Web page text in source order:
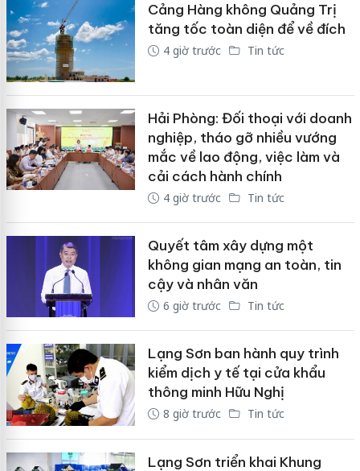
Cảng Hàng không Quảng Trị
tăng tốc toàn diện để về đích
4 giờ trước Tin tức
Hải Phòng: Đối thoại với doanh
nghiệp, tháo gỡ nhiều vướng
mắc về lao động, việc làm và
cải cách hành chính
4 giờ trước Tin tức
Quyết tâm xây dựng một
không gian mạng an toàn, tin
cậy và nhân văn
6 giờ trước Tin tức
Lạng Sơn ban hành quy trình
kiểm dịch y tế tại cửa khẩu
thông minh Hữu Nghị
8 giờ trước Tin tức
Lạng Sơn triển khai Khung